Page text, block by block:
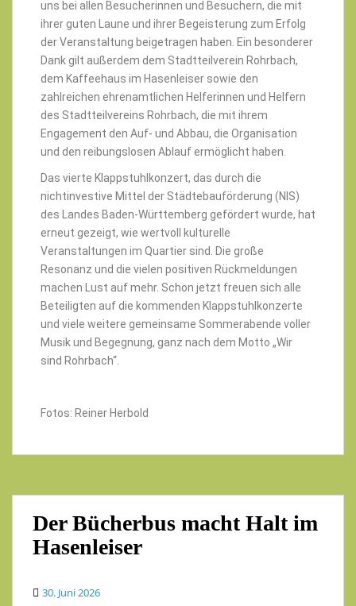
uns bei allen Besucherinnen und Besuchern, die mit
ihrer guten Laune und ihrer Begeisterung zum Erfolg
der Veranstaltung beigetragen haben. Ein besonderer
Dank gilt außerdem dem Stadtteilverein Rohrbach,
dem Kaffeehaus im Hasenleiser sowie den
zahlreichen ehrenamtlichen Helferinnen und Helfern
des Stadtteilvereins Rohrbach, die mit ihrem
Engagement den Auf- und Abbau, die Organisation
und den reibungslosen Ablauf ermöglicht haben.
Das vierte Klappstuhlkonzert, das durch die
nichtinvestive Mittel der Städtebauförderung (NIS)
des Landes Baden-Württemberg gefördert wurde, hat
erneut gezeigt, wie wertvoll kulturelle
Veranstaltungen im Quartier sind. Die große
Resonanz und die vielen positiven Rückmeldungen
machen Lust auf mehr. Schon jetzt freuen sich alle
Beteiligten auf die kommenden Klappstuhlkonzerte
und viele weitere gemeinsame Sommerabende voller
Musik und Begegnung, ganz nach dem Motto „Wir
sind Rohrbach“.
Fotos: Reiner Herbold
Der Bücherbus macht Halt im
Hasenleiser
30. Juni 2026